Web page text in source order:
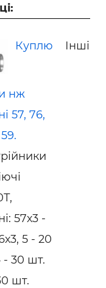
Куплю
нж
57, 76,
57х3 -
5 - 20
- 30 шт.
шт.
Інші